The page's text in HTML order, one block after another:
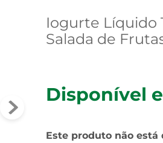
Iogurte Líquido
Salada de
Disponível
Este produto não